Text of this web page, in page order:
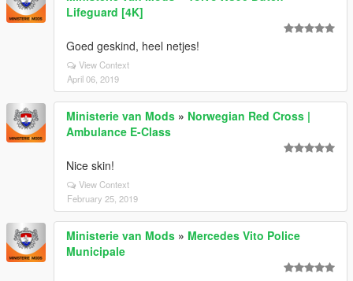
Lifeguard [4K]
Goed geskind, heel netjes!
View Context
April 06, 2019
Ministerie van Mods » Norwegian Red Cross |
Ambulance E-Class
Nice skin!
View Context
February 25, 2019
Ministerie van Mods » Mercedes Vito Police
Municipale